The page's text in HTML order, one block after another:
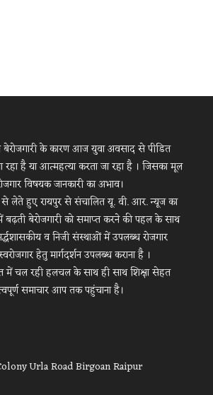
के कारण आज युवा अवसाद से पीडित
रहा है या आत्महत्या करता जा रहा है । जिसका मूल
विषयक जानकारी का अभाव।
से लेते हुए रायपुर से संचालित यू. वी. आर. न्यूज का
बेरोजगारी को समाप्त करने की पहल के साथ
व निजी संस्थाओं में उपलब्ध रोजगार
हेतु मार्गदर्शन उपलब्ध कराना है ।
में चल रही हलचल के साथ ही साथ शिक्षा सेहत
समाचार आप तक पहुंचाना है।
Urla Road Birgoan Raipur